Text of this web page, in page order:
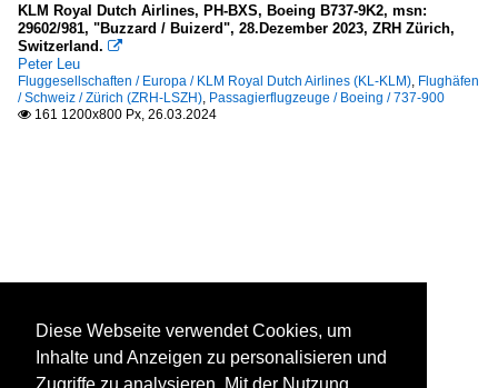
KLM Royal Dutch Airlines, PH-BXS, Boeing B737-9K2, msn:
29602/981, "Buzzard / Buizerd", 28.Dezember 2023, ZRH Zürich,
Switzerland. 
Peter Leu
Fluggesellschaften / Europa / KLM Royal Dutch Airlines (KL-KLM), Flughäfen
/ Schweiz / Zürich (ZRH-LSZH), Passagierflugzeuge / Boeing / 737-900
 161 1200x800 Px, 26.03.2024
Diese Webseite verwendet Cookies, um
Inhalte und Anzeigen zu personalisieren und